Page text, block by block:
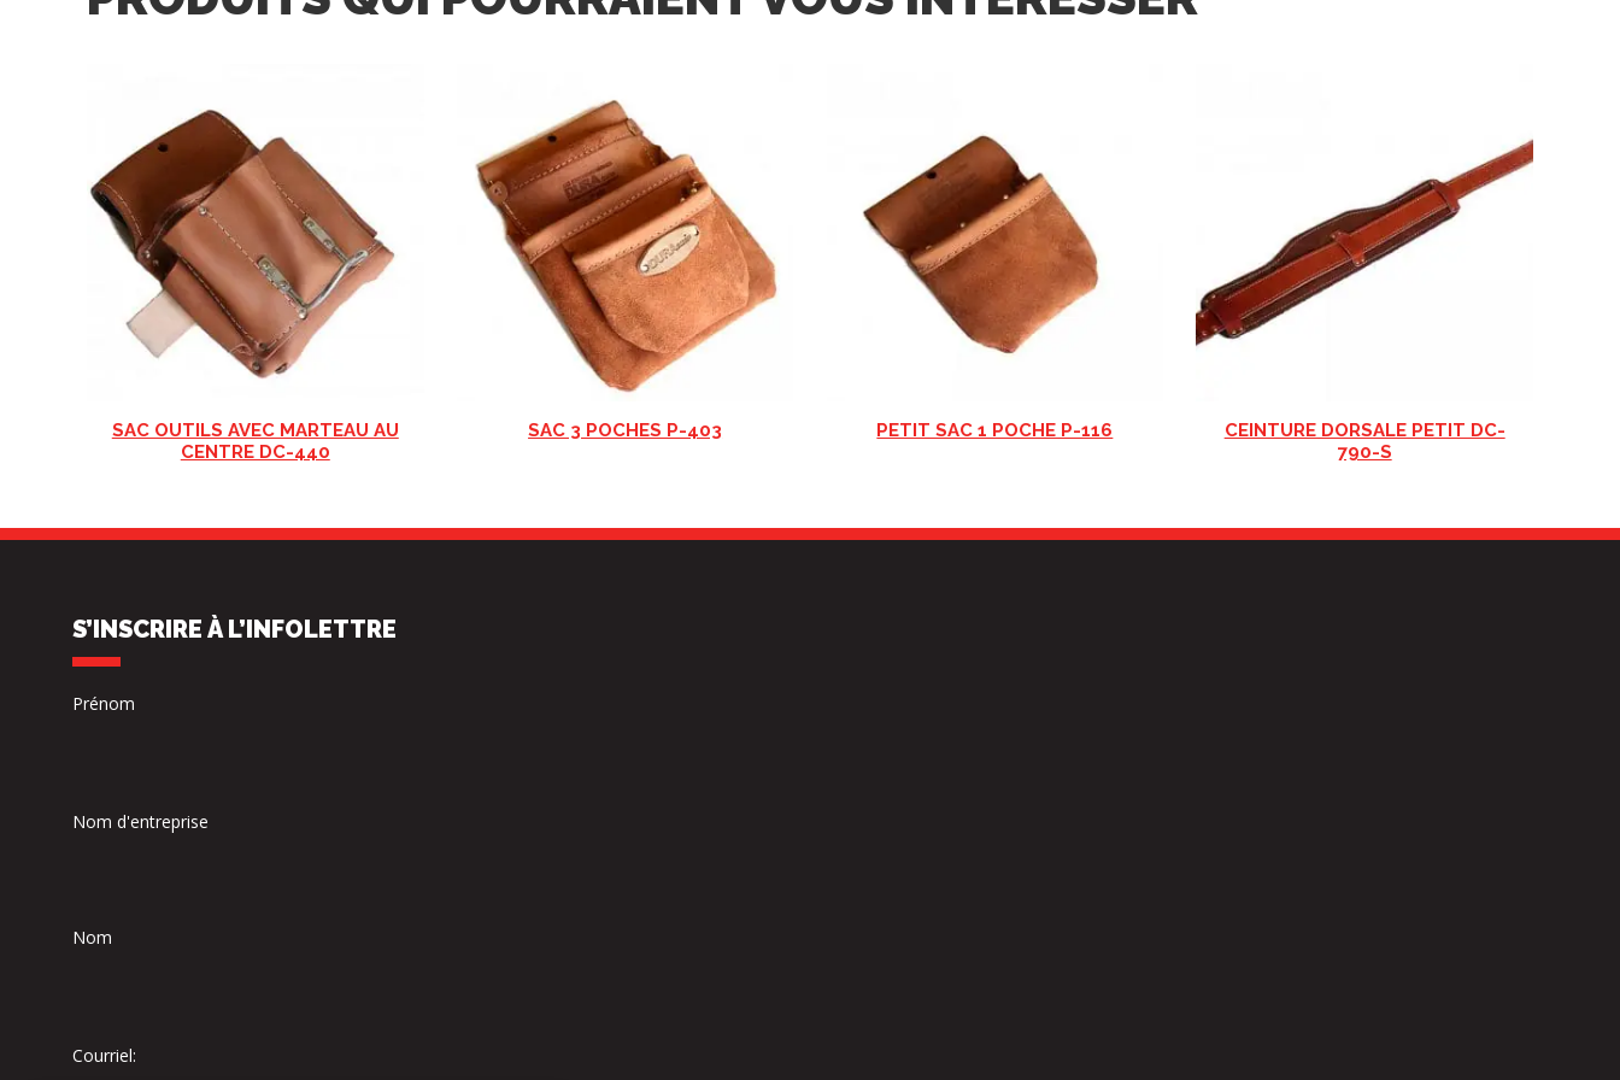
SAC OUTILS AVEC MARTEAU AU
CENTRE DC-440
SAC 3 POCHES P-403 PETIT SAC 1 POCHE P-116
CEINTURE DORSALE PETIT DC-
790-S
S’INSCRIRE À L’INFOLETTRE
Prénom
Nom d'entreprise
Nom
Courriel: